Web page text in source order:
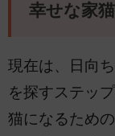
幸せな家
現在は、日向
を探すステッ
猫になるため